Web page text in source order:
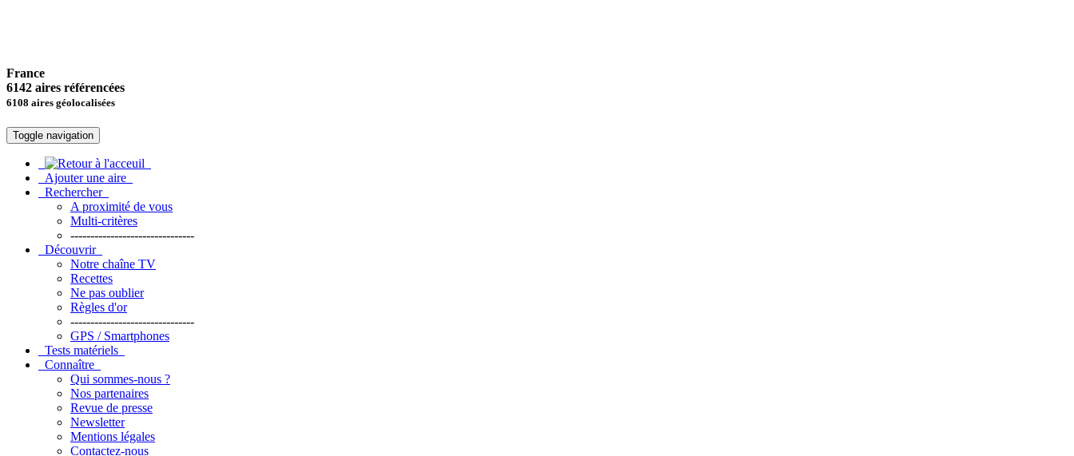
France
6142 aires référencées
6108 aires géolocalisées
Toggle navigation
Ajouter une aire
Rechercher
A proximité de vous
Multi-critères
-------------------------------
Découvrir
Notre chaîne TV
Recettes
Ne pas oublier
Règles d'or
-------------------------------
GPS / Smartphones
Tests matériels
Connaître
Qui sommes-nous ?
Nos partenaires
Revue de presse
Newsletter
Mentions légales
Contactez-nous